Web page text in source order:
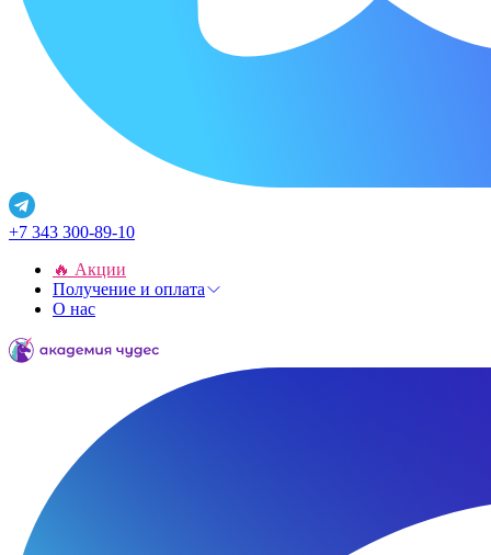
+7 343 300-89-10
🔥 Акции
Получение и оплата
О нас